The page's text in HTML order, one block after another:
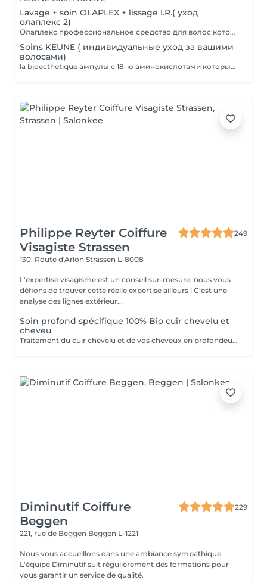
Lavage + soin OLAPLEX + lissage I.R.( уход
олаплекс 2)
Олаплекс профессиональное средство для волос которое помогает восстановить дисульфидные связи в структуре волоса в короткие сроки сделает их плотнее и эластичней.
Soins KEUNE ( индивидуальные уход за вашими
волосами)
la bioecthetique ампулы с 18-ю аминокислотами которые питают волос и обогащаю их витаминами полезными для структуры волос.
Philippe Reyter Coiffure
Visagiste Strassen
249
130, Route d'Arlon Strassen L-8008
L'expertise visagisme est un conseil sur-mesure, nous vous
défions de trouver cette réelle expertise ailleurs ! C'est une
analyse des lignes extérieur...
Soin profond spécifique 100% Bio cuir chevelu et
cheveu
Traitement du cuir chevelu et de vos cheveux en profondeur, effet hydratant ou détox 100% Biologique
Diminutif Coiffure
Beggen
229
221, rue de Beggen Beggen L-1221
Nous vous accueillons dans une ambiance sympathique.
L'équipe Diminutif suit régulièrement des formations pour
vous garantir un service de qualité.